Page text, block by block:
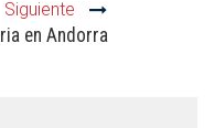
Siguiente
en Andorra